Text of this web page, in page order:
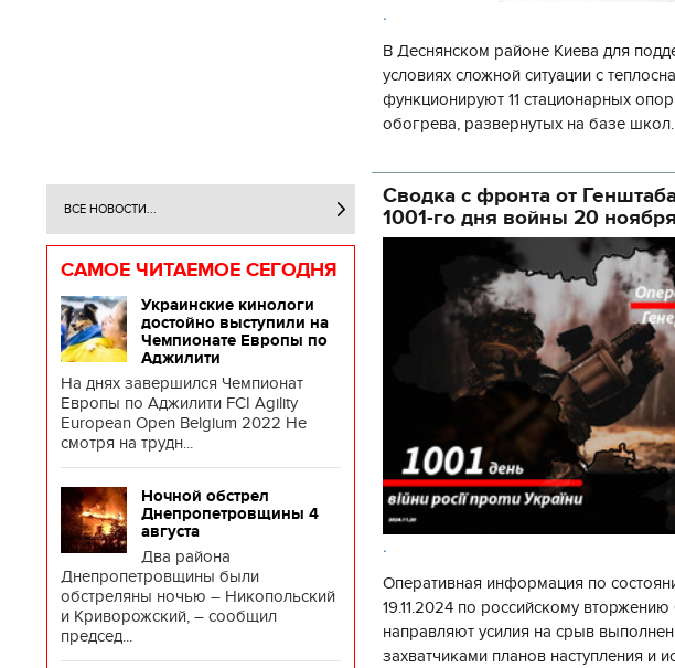
ВСЕ НОВОСТИ...
САМОЕ ЧИТАЕМОЕ СЕГОДНЯ
Украинские кинологи
достойно выступили на
Чемпионате Европы по
Аджилити
На днях завершился Чемпионат
Европы по Аджилити FCI Agility
European Open Belgium 2022 Не
смотря на трудн...
Ночной обстрел
Днепропетровщины 4
августа
Два района
Днепропетровщины были
обстреляны ночью – Никопольский
и Криворожский, – сообщил
председ...
.
В Деснянском районе Киева для
условиях сложной ситуации с
функционируют 11 стационарных
обогрева, развернутых на базе
государственной а
Сводка с фронта от
1001-го дня войны 20
.
Оперативная информация по
19.11.2024 по российскому
направляют усилия на срыв
захватчиками планов наступления и